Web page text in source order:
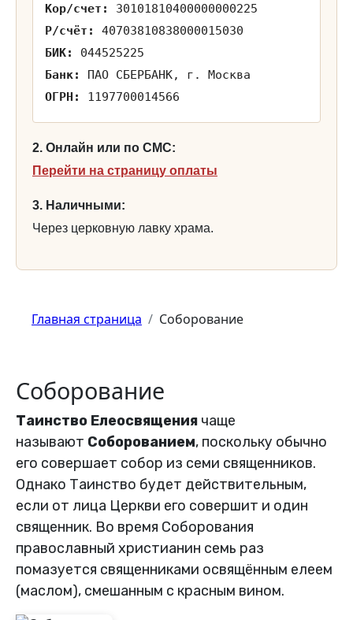
Кор/счет:
30101810400000000225
Р/счёт:
40703810838000015030
БИК:
044525225
Банк:
ПАО СБЕРБАНК, г. Москва
ОГРН:
1197700014566
2. Онлайн или по СМС:
Перейти на страницу оплаты
3. Наличными:
Через церковную лавку храма.
Главная страница Соборование
Соборование
Таинство Елеосвящения чаще
называют Соборованием, поскольку обычно
его совершает собор из семи священников.
Однако Таинство будет действительным,
если от лица Церкви его совершит и один
священник. Во время Соборования
православный христианин семь раз
помазуется священниками освящённым елеем
(маслом), смешанным с красным вином.